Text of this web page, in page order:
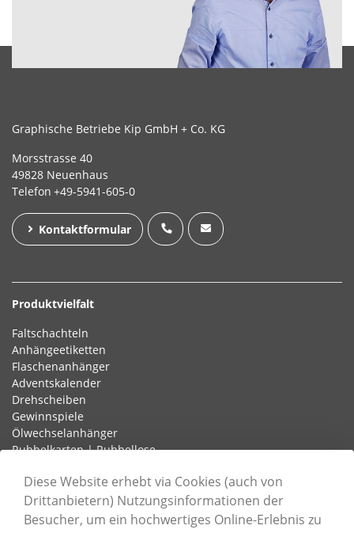
Graphische Betriebe Kip GmbH + Co. KG
Morsstrasse 40
49828 Neuenhaus
Telefon +49-5941-605-0
Kontaktformular
Produktvielfalt
Faltschachteln
Anhängeetiketten
Flaschenanhänger
Adventskalender
Drehscheiben
Gewinnspiele
Ölwechselanhänger
Rubbelkarten | Rubbellose
Informationen
Diese Website erhebt via Cookies (auch von
Drittanbietern) Nutzungsinformationen der
Besucher, um ein hochwertiges Online-Erlebnis zu